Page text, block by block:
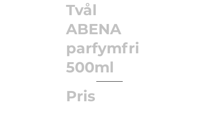
Tvål
ABENA
parfymfri
500ml
Pris